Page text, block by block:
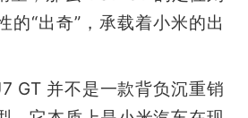
的“出奇”，承载着小米的出
GT 并不是一款背负沉重销